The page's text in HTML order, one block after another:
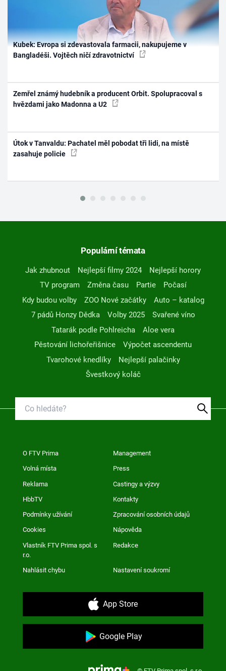
Kubek: Evropa si zdevastovala farmacii, nakupujeme v
Bangladéši. Vojtěch ničí zdravotnictví
Zemřel známý hudebník a producent Orbit. Spolupracoval s
hvězdami jako Madonna a U2
Útok v Tanvaldu: Pachatel měl pobodat tři lidi, na místě
zasahuje policie
Populární témata
Jak zhubnout Nejlepší filmy 2024
Nejlepší horory
TV program
Změna času Partie
Počasí
Kdy budou volby
ZOO Nové začátky
Auto – katalog
7 pádů Honzy Dědka
Volby 2025
Svařené víno
Tatarák podle Pohlreicha
Aloe vera
Pěstování lichořeřišnice
Výpočet ascendentu
Tvarohové knedlíky
Nejlepší palačinky
Švestkový koláč
O FTV Prima Management
Volná místa Press
Reklama Castingy a výzvy
HbbTV Kontakty
Podmínky užívání Zpracování osobních údajů
Cookies Nápověda
Vlastník FTV Prima spol. s
r.o.
Redakce
Nahlásit chybu Nastavení soukromí
App Store
Google Play